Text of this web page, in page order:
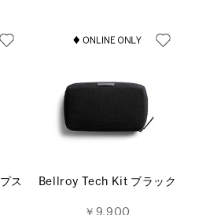
ス
Bellroy Tech Kit ブラック
￥9,900